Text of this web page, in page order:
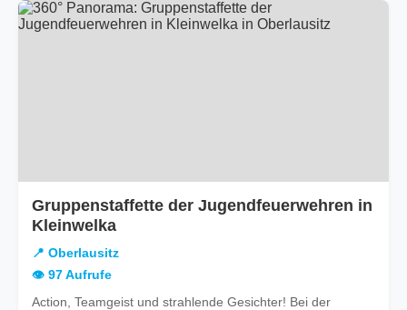
Gruppenstaffette der Jugendfeuerwehren in
Kleinwelka
📍 Oberlausitz
👁️ 97 Aufrufe
Action, Teamgeist und strahlende Gesichter! Bei der